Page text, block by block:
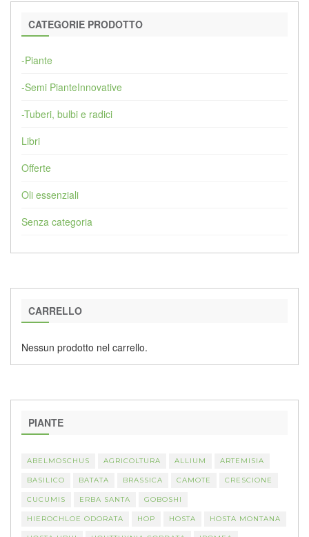
CATEGORIE PRODOTTO
-Piante
-Semi PianteInnovative
-Tuberi, bulbi e radici
Libri
Offerte
Oli essenziali
Senza categoria
CARRELLO
Nessun prodotto nel carrello.
PIANTE
ABELMOSCHUS AGRICOLTURA ALLIUM ARTEMISIA
BASILICO BATATA BRASSICA CAMOTE CRESCIONE
CUCUMIS ERBA SANTA GOBOSHI
HIEROCHLOE ODORATA HOP HOSTA HOSTA MONTANA